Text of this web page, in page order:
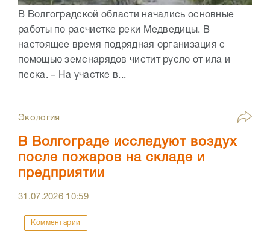
В Волгоградской области начались основные
работы по расчистке реки Медведицы. В
настоящее время подрядная организация с
помощью земснарядов чистит русло от ила и
песка. – На участке в...
Экология
В Волгограде исследуют воздух
после пожаров на складе и
предприятии
31.07.2026 10:59
Комментарии